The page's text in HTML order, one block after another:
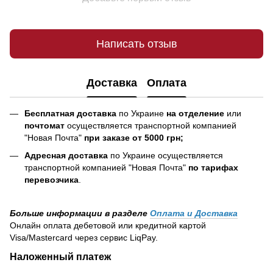
Написать отзыв
Доставка Оплата
Бесплатная доставка по Украине на отделение или
почтомат осуществляется транспортной компанией
"Новая Почта" при заказе от 5000 грн;
Адресная доставка по Украине осуществляется
транспортной компанией "Новая Почта" по тарифах
перевозчика
Больше информации в разделе Оплата и Доставка
Онлайн оплата дебетовой или кредитной картой
Visa/Mastercard через сервис LiqPay.
Наложенный платеж